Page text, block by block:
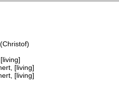
[living]
[living]